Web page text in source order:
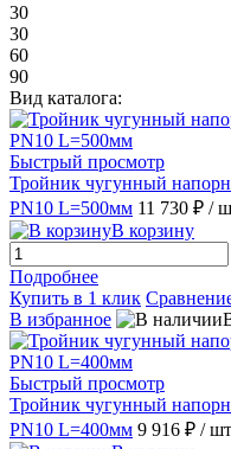
30
30
60
90
Вид каталога:
Быстрый просмотр
Тройник чугунный
PN10 L=500мм 11 730 ₽ /
В корзину
Подробнее
Купить в 1 клик
В избранное
Быстрый просмотр
Тройник чугунный
PN10 L=400мм 9 916 ₽ / шт